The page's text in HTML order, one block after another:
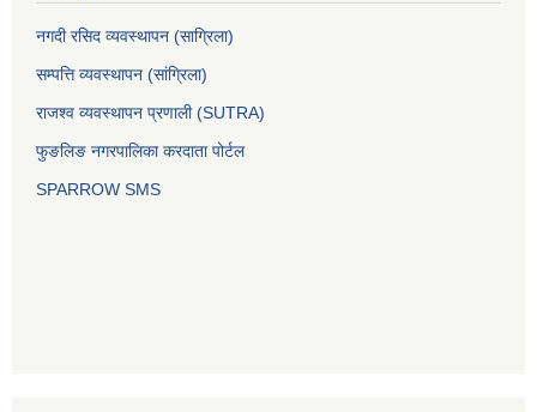
नगदी रसिद व्यवस्थापन (साग्रिला)
सम्पत्ति व्यवस्थापन (सांग्रिला)
राजश्व व्यवस्थापन प्रणाली (SUTRA)
फुङलिङ नगरपालिका करदाता पोर्टल
SPARROW SMS